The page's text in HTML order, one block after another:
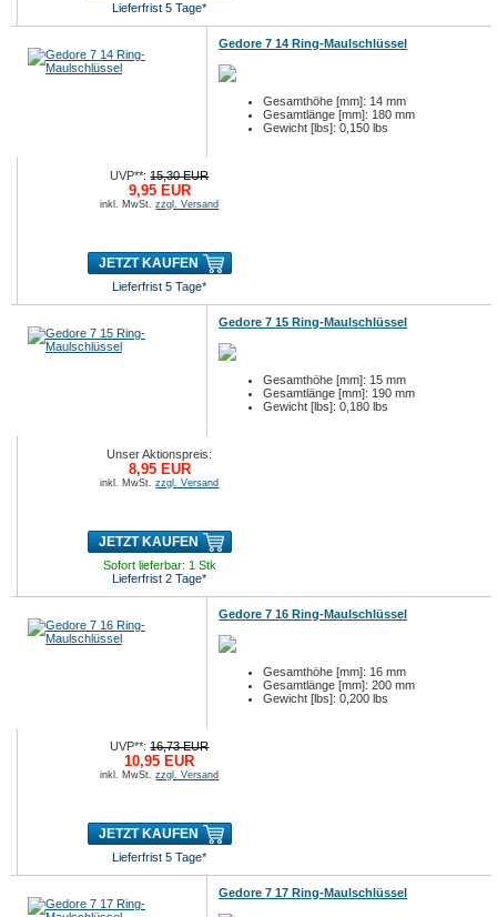
Lieferfrist 5 Tage*
Gedore 7 14 Ring-Maulschlüssel
Gesamthöhe [mm]: 14 mm
Gesamtlänge [mm]: 180 mm
Gewicht [lbs]: 0,150 lbs
UVP**:15,30 EUR
9,95 EUR
inkl. MwSt.zzgl. Versand
JETZT KAUFEN
Lieferfrist 5 Tage*
Gedore 7 15 Ring-Maulschlüssel
Gesamthöhe [mm]: 15 mm
Gesamtlänge [mm]: 190 mm
Gewicht [lbs]: 0,180 lbs
Unser Aktionspreis:
8,95 EUR
inkl. MwSt.zzgl. Versand
JETZT KAUFEN
Sofort lieferbar: 1 Stk
Lieferfrist 2 Tage*
Gedore 7 16 Ring-Maulschlüssel
Gesamthöhe [mm]: 16 mm
Gesamtlänge [mm]: 200 mm
Gewicht [lbs]: 0,200 lbs
UVP**:16,73 EUR
10,95 EUR
inkl. MwSt.zzgl. Versand
JETZT KAUFEN
Lieferfrist 5 Tage*
Gedore 7 17 Ring-Maulschlüssel